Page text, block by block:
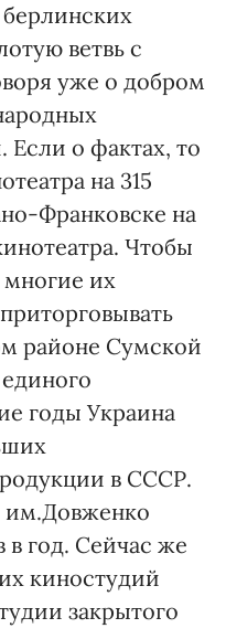
ветвь с
уже о добром
о фактах, то
на 315
Франковске на
Чтобы
многие их
районе Сумской
годы Украина
в СССР.
им.Довженко
год. Сейчас же
киностудий
закрытого